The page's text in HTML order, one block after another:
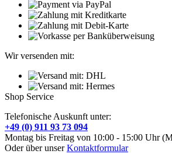
Wir versenden mit:
Shop Service
Telefonische Auskunft unter:
+49 (0) 911 93 73 094
Montag bis Freitag von 10:00 - 15:00 Uhr
Oder über unserKontaktformular